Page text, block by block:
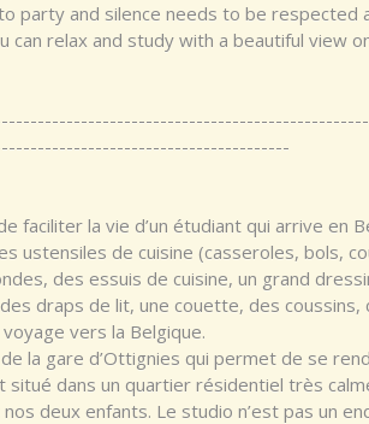
party and silence needs to be respected
can relax and study with a beautiful view
faciliter la vie d’un étudiant qui arrive en
ustensiles de cuisine (casseroles, bols,
des essuis de cuisine, un grand
draps de lit, une couette, des coussins,
vers la Belgique.
la gare d’Ottignies qui permet de se
situé dans un quartier résidentiel très
deux enfants. Le studio n’est pas un